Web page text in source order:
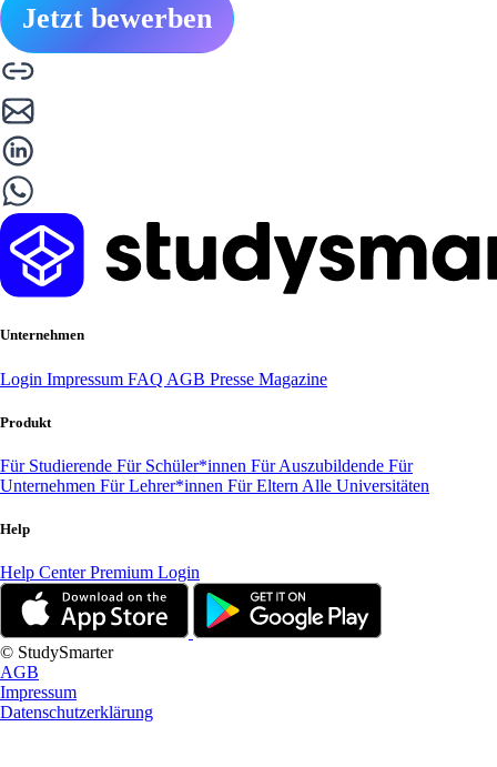
Jetzt bewerben
Unternehmen
Login Impressum FAQ AGB Presse Magazine
Produkt
Für Studierende Für Schüler*innen Für Auszubildende Für
Unternehmen Für Lehrer*innen Für Eltern Alle Universitäten
Help
Help CenterPremium Login
© StudySmarter
AGB
Impressum
Datenschutzerklärung